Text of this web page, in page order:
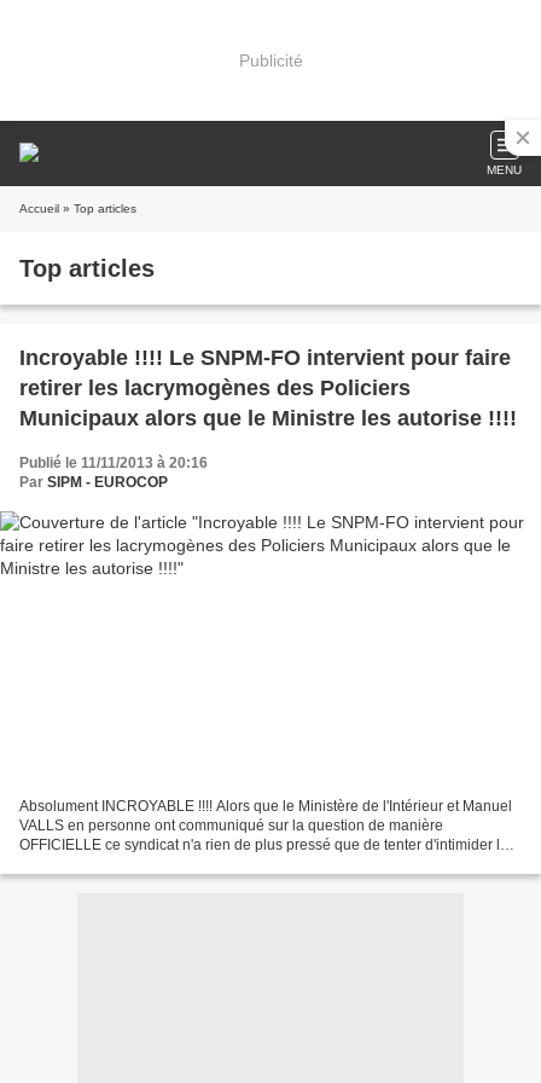
Publicité
MENU
Accueil » Top articles
Top articles
Incroyable !!!! Le SNPM-FO intervient pour faire
retirer les lacrymogènes des Policiers
Municipaux alors que le Ministre les autorise !!!!
Publié le 11/11/2013 à 20:16
Par SIPM - EUROCOP
Absolument INCROYABLE !!!! Alors que le Ministère de l'Intérieur et Manuel
VALLS en personne ont communiqué sur la question de manière
OFFICIELLE ce syndicat n'a rien de plus pressé que de tenter d'intimider les